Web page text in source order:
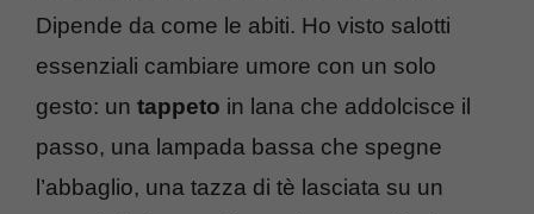
Dipende da come le abiti. Ho visto salotti
essenziali cambiare umore con un solo
gesto: un tappeto in lana che addolcisce il
passo, una lampada bassa che spegne
l’abbaglio, una tazza di tè lasciata su un